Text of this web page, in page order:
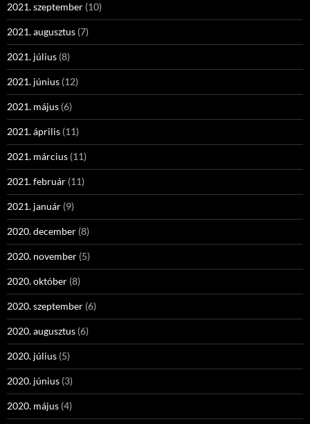
2021. szeptember (10)
2021. augusztus (7)
2021. július (8)
2021. június (12)
2021. május (6)
2021. április (11)
2021. március (11)
2021. február (11)
2021. január (9)
2020. december (8)
2020. november (5)
2020. október (8)
2020. szeptember (6)
2020. augusztus (6)
2020. július (5)
2020. június (3)
2020. május (4)